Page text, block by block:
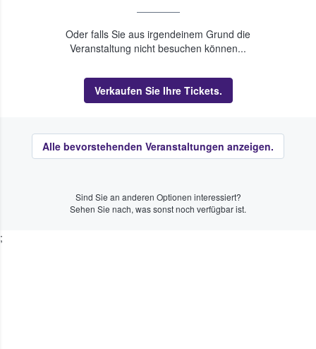
Oder falls Sie aus irgendeinem Grund die
Veranstaltung nicht besuchen können...
Verkaufen Sie Ihre Tickets.
Alle bevorstehenden Veranstaltungen anzeigen.
Sind Sie an anderen Optionen interessiert?
Sehen Sie nach, was sonst noch verfügbar ist.
;